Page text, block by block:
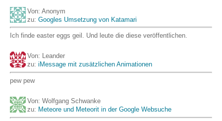
Von: Anonym
zu: Googles Umsetzung von Katamari
Ich finde easter eggs geil. Und leute die diese veröffentlichen.
Von: Leander
zu: iMessage mit zusätzlichen Animationen
pew pew
Von: Wolfgang Schwanke
zu: Meteore und Meteorit in der Google Websuche